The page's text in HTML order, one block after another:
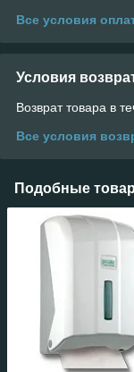
Все условия
Условия
Возврат товара в
Все условия
Подобные